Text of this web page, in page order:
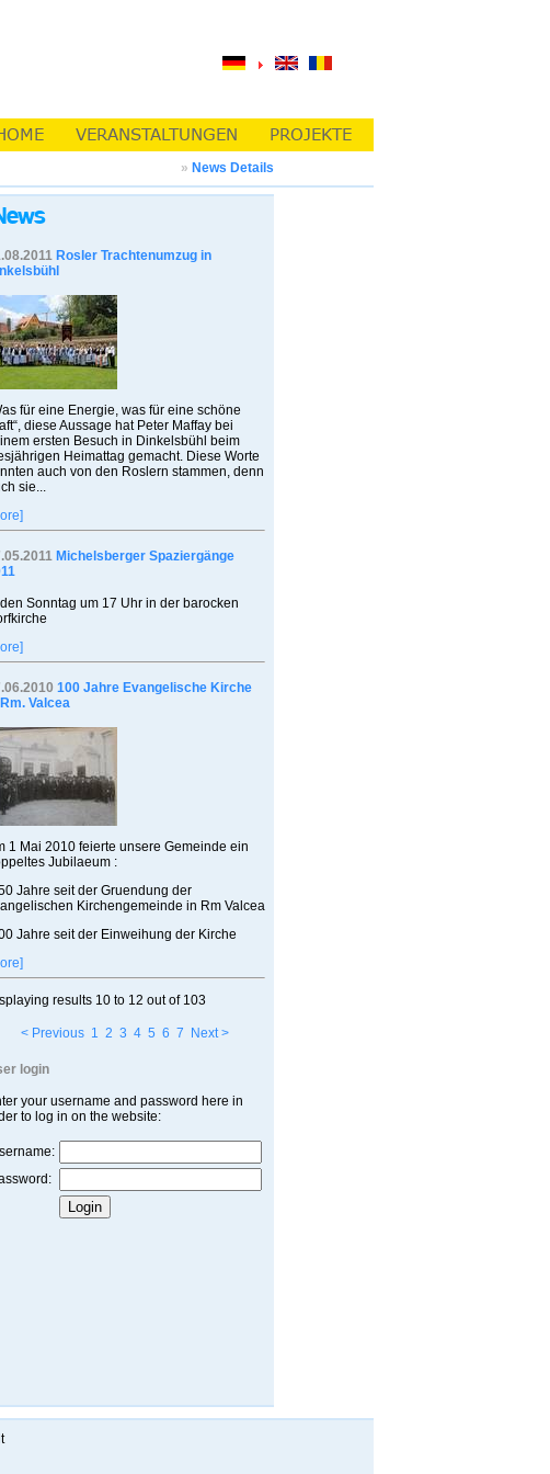
» News Details
Rosler Trachtenumzug in
für eine Energie, was für eine schöne
diese Aussage hat Peter Maffay bei
ersten Besuch in Dinkelsbühl beim
Heimattag gemacht. Diese Worte
auch von den Roslern stammen, denn
sie...
Michelsberger Spaziergänge
Sonntag um 17 Uhr in der barocken
100 Jahre Evangelische Kirche
Valcea
1 Mai 2010 feierte unsere Gemeinde ein
Jubilaeum :
Jahre seit der Gruendung der
Kirchengemeinde in Rm Valcea
Jahre seit der Einweihung der Kirche
results 10 to 12 out of 103
< Previous 1 2 3 4 5 6 7 Next >
login
your username and password here in
to log in on the website: